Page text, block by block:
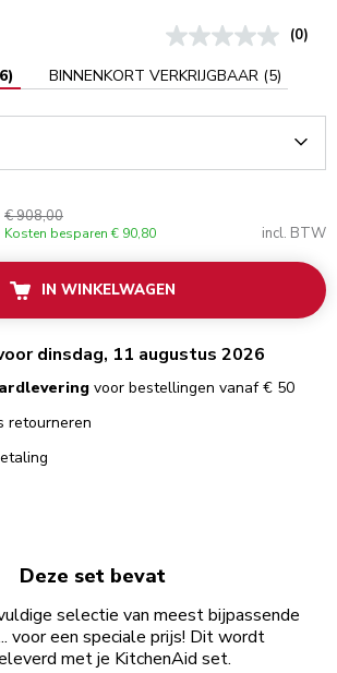
(0)
6) BINNENKORT VERKRIJGBAAR (5)
€ 908,00
Kosten besparen € 90,80 incl. BTW
IN WINKELWAGEN
dinsdag, 11 augustus 2026
voor bestellingen vanaf € 50
retourneren
Deze set bevat
selectie van meest bijpassende
voor een speciale prijs! Dit wordt
met je KitchenAid set.